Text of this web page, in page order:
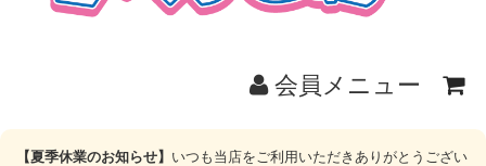
会員メニュー
【夏季休業のお知らせ】 いつも当店をご利用いただきありがとうござい